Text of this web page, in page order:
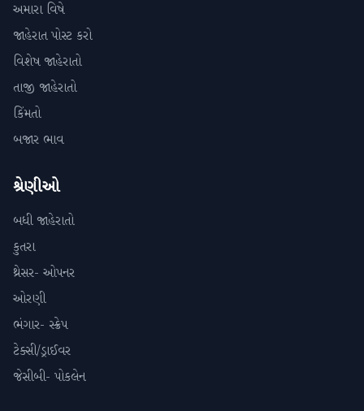
અમારા વિષે
જાહેરાત પોસ્ટ કરો
વિશેષ જાહેરાતો
તાજી જાહેરાતો
કિંમતો
બજાર ભાવ
શ્રેણીઓ
બધી જાહેરાતો
કુતરા
થ્રેસર- ઓપનર
ઓરણી
ભંગાર- સ્ક્રેપ
ટેક્સી/ડ્રાઈવર
જેસીબી- પોકલેન